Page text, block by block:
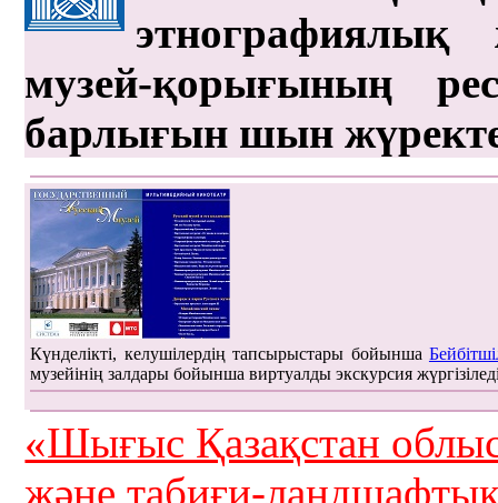
этнографиялық
музей-қорығының
барлығын шын
Күнделікті, келушілердің тапсырыстары бойынша
музейінің залдары бойынша виртуалды экскурсия
«Шығыс Қазақстан
және табиғи-